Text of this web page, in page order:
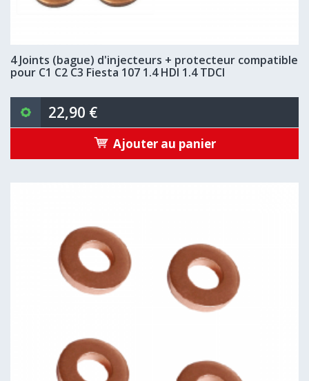
4 Joints (bague) d'injecteurs + protecteur compatible
pour C1 C2 C3 Fiesta 107 1.4 HDI 1.4 TDCI
22,90 €
Ajouter au panier